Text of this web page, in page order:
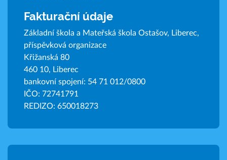
Fakturační údaje
Základní škola a Mateřská škola Ostašov, Liberec,
příspěvková organizace
Křižanská 80
460 10, Liberec
bankovní spojení: 54 71 012/0800
IČO: 72741791
REDIZO: 650018273